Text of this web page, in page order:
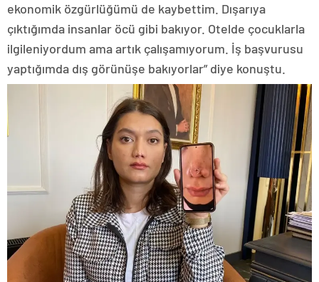
ekonomik özgürlüğümü de kaybettim. Dışarıya
çıktığımda insanlar öcü gibi bakıyor. Otelde çocuklarla
ilgileniyordum ama artık çalışamıyorum. İş başvurusu
yaptığımda dış görünüşe bakıyorlar” diye konuştu.